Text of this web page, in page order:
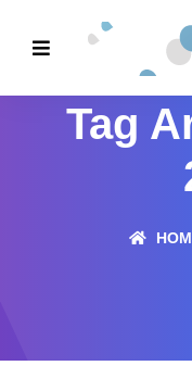
Tag